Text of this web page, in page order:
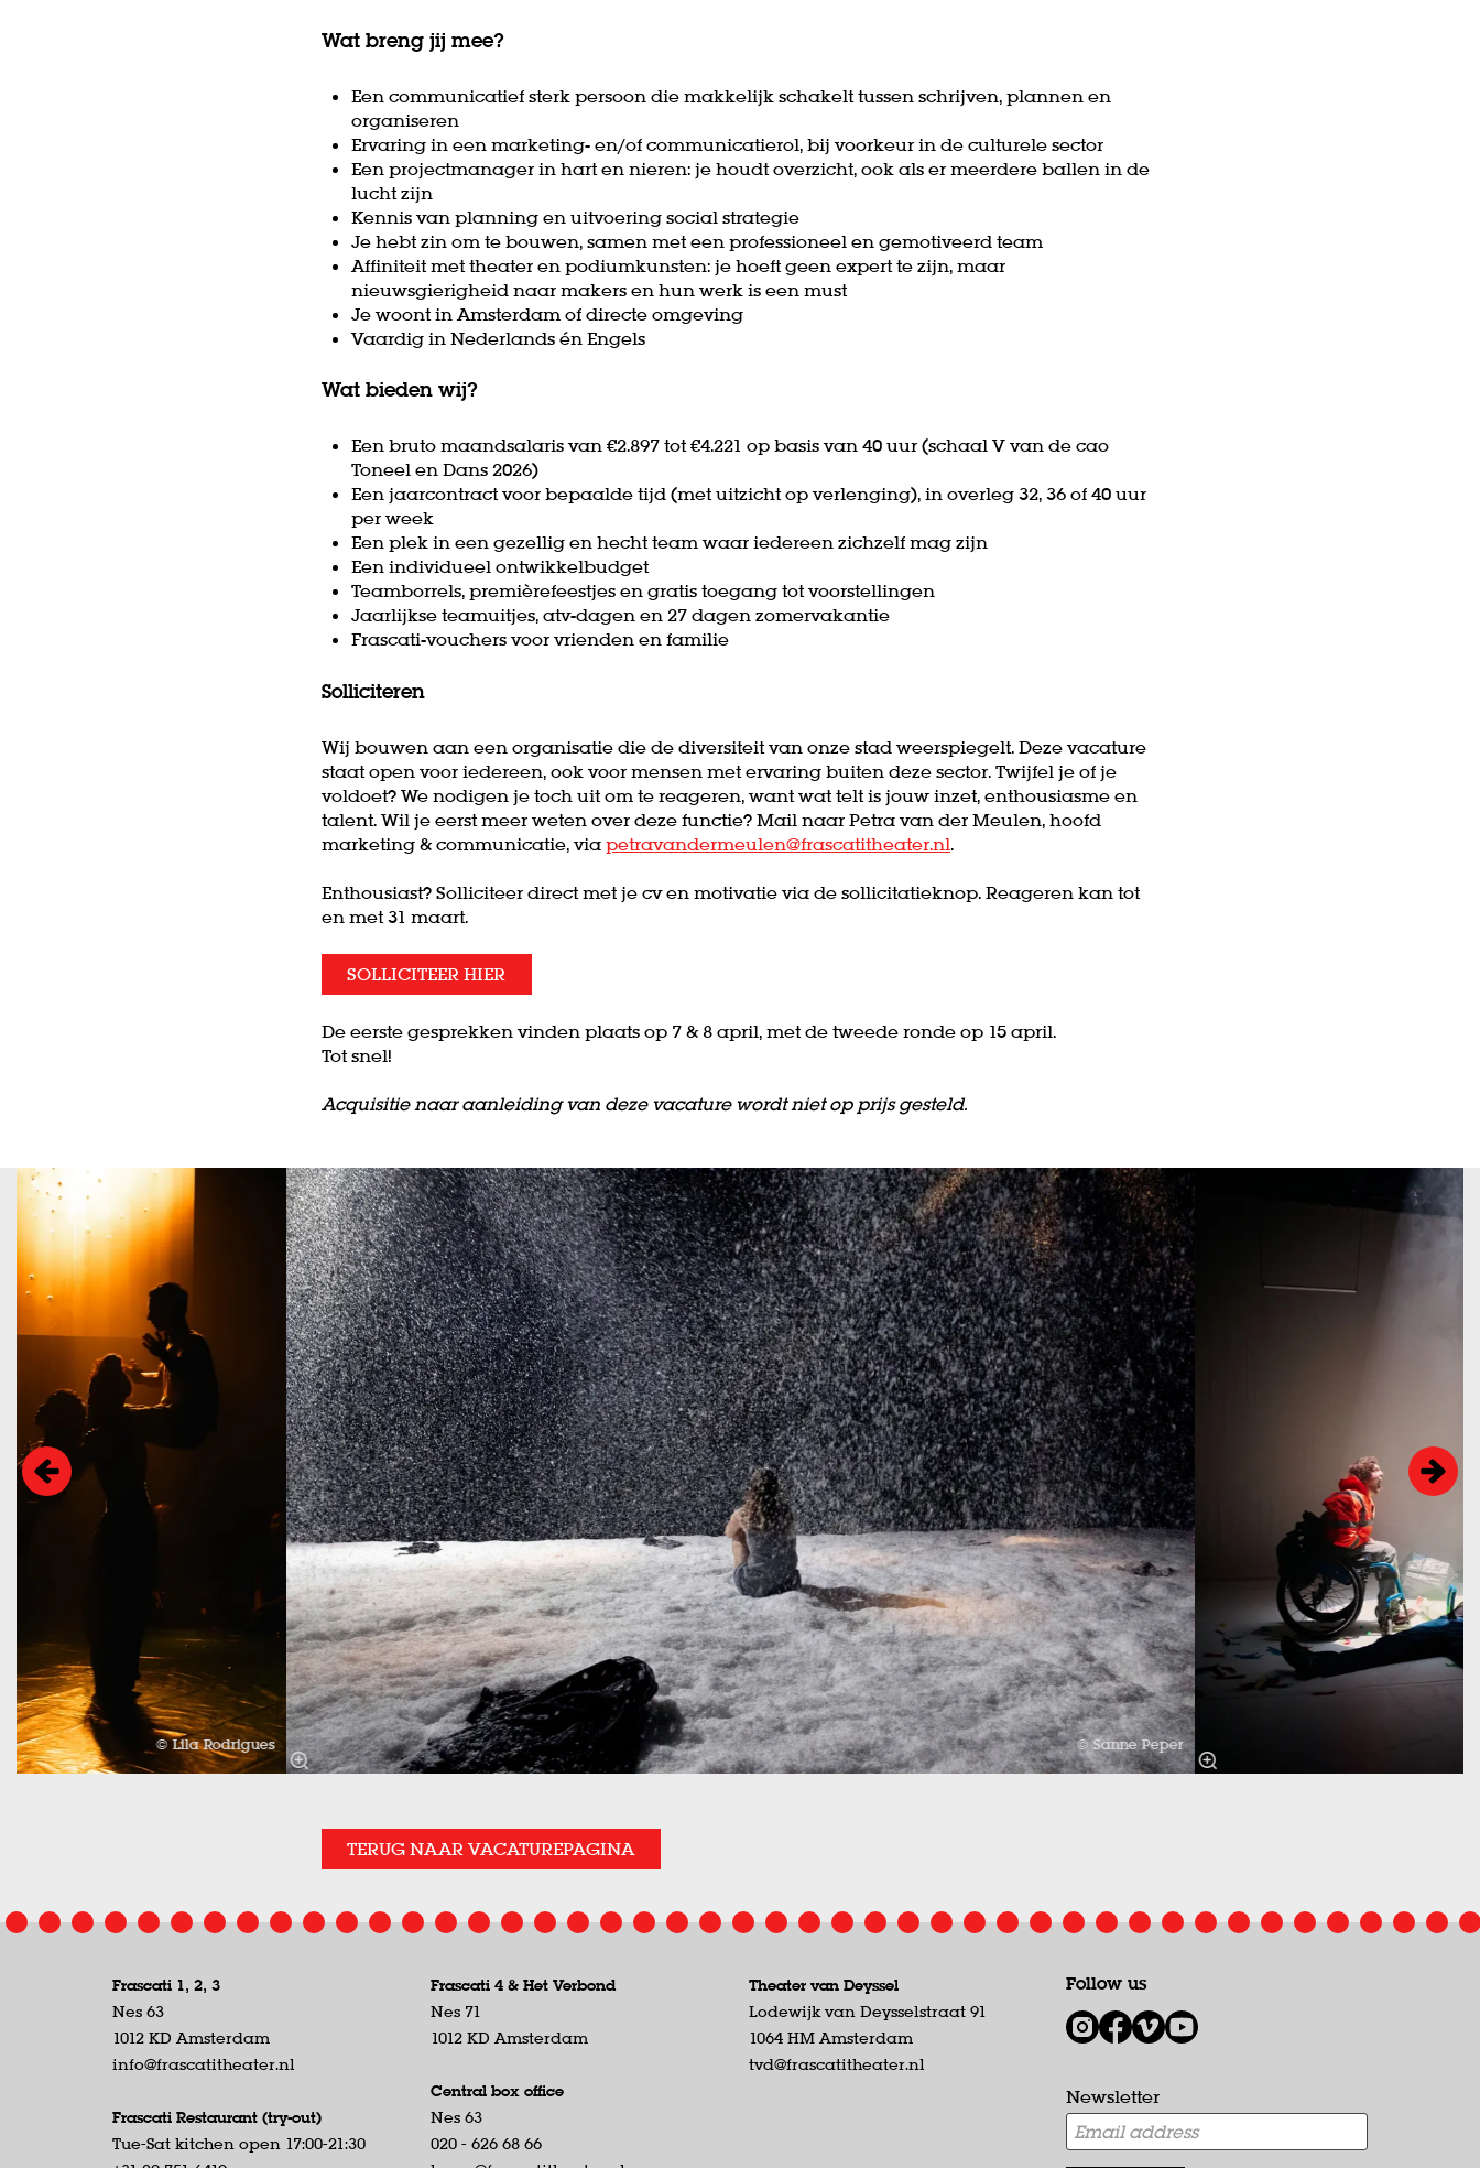
Wat breng jij mee?
Een communicatief sterk persoon die makkelijk schakelt tussen schrijven, plannen en
organiseren
Ervaring in een marketing- en/of communicatierol, bij voorkeur in de culturele sector
Een projectmanager in hart en nieren: je houdt overzicht, ook als er meerdere ballen in de
lucht zijn
Kennis van planning en uitvoering social strategie
Je hebt zin om te bouwen, samen met een professioneel en gemotiveerd team
Affiniteit met theater en podiumkunsten: je hoeft geen expert te zijn, maar
nieuwsgierigheid naar makers en hun werk is een must
Je woont in Amsterdam of directe omgeving
Vaardig in Nederlands én Engels
Wat bieden wij?
Een bruto maandsalaris van €2.897 tot €4.221 op basis van 40 uur (schaal V van de cao
Toneel en Dans 2026)
Een jaarcontract voor bepaalde tijd (met uitzicht op verlenging), in overleg 32, 36 of 40 uur
per week
Een plek in een gezellig en hecht team waar iedereen zichzelf mag zijn
Een individueel ontwikkelbudget
Teamborrels, premièrefeestjes en gratis toegang tot voorstellingen
Jaarlijkse teamuitjes, atv-dagen en 27 dagen zomervakantie
Frascati-vouchers voor vrienden en familie
Solliciteren
Wij bouwen aan een organisatie die de diversiteit van onze stad weerspiegelt. Deze vacature
staat open voor iedereen, ook voor mensen met ervaring buiten deze sector. Twijfel je of je
voldoet? We nodigen je toch uit om te reageren, want wat telt is jouw inzet, enthousiasme en
talent. Wil je eerst meer weten over deze functie? Mail naar Petra van der Meulen, hoofd
marketing & communicatie, via petravandermeulen@frascatitheater.nl.
Enthousiast? Solliciteer direct met je cv en motivatie via de sollicitatieknop. Reageren kan tot
en met 31 maart.
SOLLICITEER HIER
De eerste gesprekken vinden plaats op 7 & 8 april, met de tweede ronde op 15 april.
Tot snel!
Acquisitie naar aanleiding van deze vacature wordt niet op prijs gesteld.
Skip
© Lila Rodrigues © Sanne Peper
TERUG NAAR VACATUREPAGINA
Frascati 1, 2, 3
Nes 63
1012 KD Amsterdam
info@frascatitheater.nl
Frascati Restaurant (try-out)
Tue-Sat kitchen open 17:00-21:30
Frascati 4 & Het Verbond
Nes 71
1012 KD Amsterdam
Central box office
Nes 63
020 - 626 68 66
Theater van Deyssel
Lodewijk van Deysselstraat 91
1064 HM Amsterdam
tvd@frascatitheater.nl
Follow us
Newsletter